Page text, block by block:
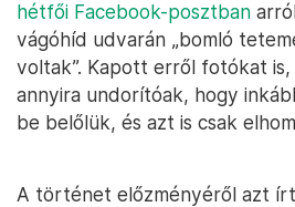
hétfői Facebook-posztban
vágóhíd udvarán „bomló
voltak”. Kapott erről fotókat
annyira undorítóak, hogy
be belőlük, és azt is csak
A történet előzményéről azt